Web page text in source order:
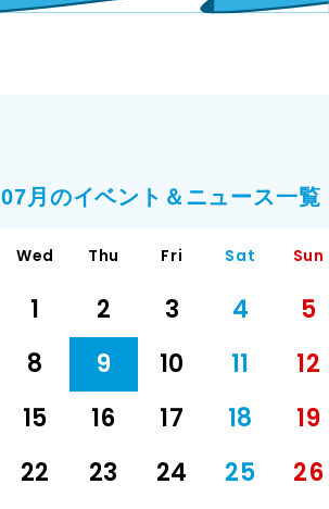
07月のイベント＆ニュース一
Wed Thu Fri Sat Sun
1 2 3 4
5
8 9 10 11
12
15 16 17 18
19
22 23 24 25
26